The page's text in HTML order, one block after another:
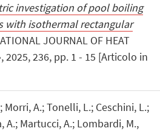
investigation of pool boiling
with isothermal rectangular
JOURNAL OF HEAT
2025, 236, pp. 1 - 15 [Articolo in
Morri, A.; Tonelli, L.; Ceschini, L.;
A.; Martucci, A.; Lombardi, M.,